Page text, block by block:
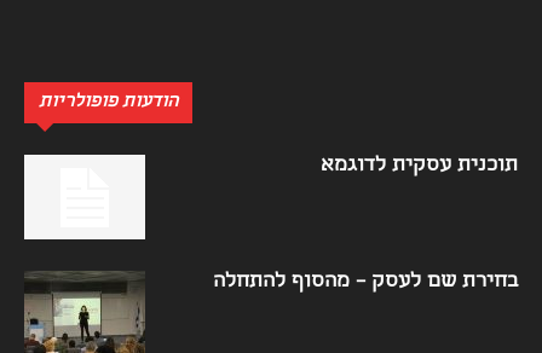
הודעות פופולריות
תוכנית עסקית לדוגמא
בחירת שם לעסק – מהסוף להתחלה